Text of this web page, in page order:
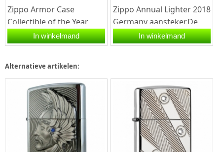
Zippo Armor Case
Collectible of the Year
2025 aansteker.De Zippo
Armor Case Collectible of
In winkelmand
Zippo Annual Lighter 2018
Germany aansteker.De
Zippo Annual Lighter 2018
Germany aansteker
In winkelmand
Alternatieve artikelen: